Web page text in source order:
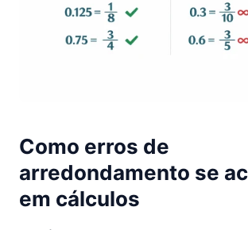
Como erros de
arredondamento se
em cálculos